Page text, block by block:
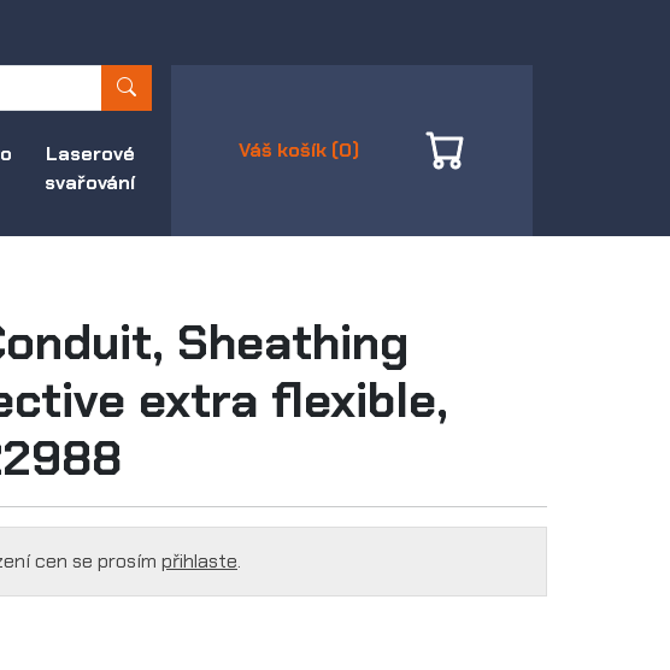
Laserové
svařování
Váš košík (0)
Sheathing
extra flexible,
cen se prosím přihlaste.